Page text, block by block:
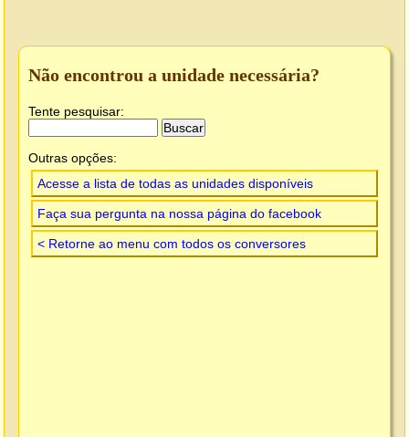
Não encontrou a unidade necessária?
Tente pesquisar:
Outras opções:
Acesse a lista de todas as unidades disponíveis
Faça sua pergunta na nossa página do facebook
< Retorne ao menu com todos os conversores